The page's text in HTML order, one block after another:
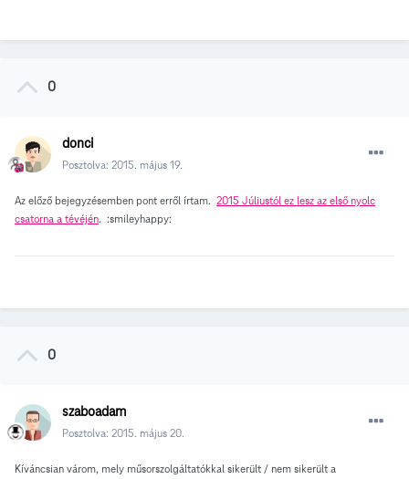
0
donci
Posztolva: 2015. május 19.
Az előző bejegyzésemben pont erről írtam. 2015 Júliustól ez lesz az első nyolc
csatorna a tévéjén. :smileyhappy:
0
szaboadam
Posztolva: 2015. május 20.
Kíváncsian várom, mely műsorszolgáltatókkal sikerült / nem sikerült a